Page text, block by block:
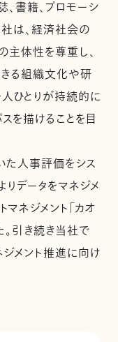
、書籍、プロモーシ
は、経済社会の
主体性を尊重し、
る組織文化や研
ひとりが持続的に
を描けることを目
た人事評価をシス
データをマネジメ
ネジメント「カオ
。引き続き当社で
メント推進に向け